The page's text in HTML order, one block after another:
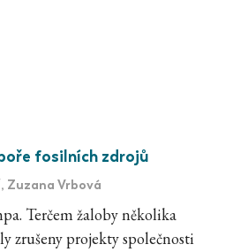
fosilních zdrojů
, Zuzana Vrbová
Terčem žaloby několika
zrušeny projekty společnosti